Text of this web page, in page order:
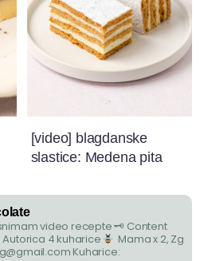
[video] blagdanske
slastice: Medena pita
video recepte🗝 Content
Autorica 4 kuharice
Mama x 2, Zg
Kuharice: